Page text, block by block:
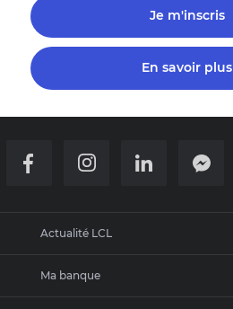
Je m'inscris
En savoir plus
Actualité LCL
Newsroom
Ma banque